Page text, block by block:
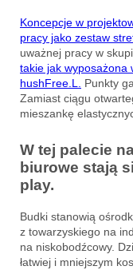
Koncepcje w
pracy jako zestaw
uważnej pracy w
takie jak wyposażona
hushFree.L. Punkty
Zamiast ciągu
mieszankę
W tej palecie
biurowe stają
play.
Budki stanowią
z towarzyskiego na
na niskobodźcowy.
łatwiej i mniejszym